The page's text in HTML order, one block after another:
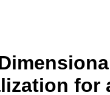
for